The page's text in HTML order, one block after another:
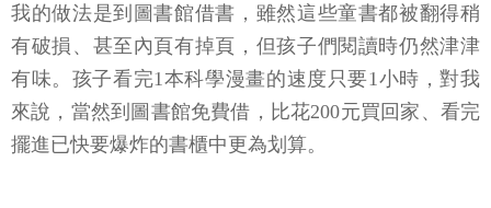
我的做法是到圖書館借書，雖然這些童書都被翻得稍
有破損、甚至內頁有掉頁，但孩子們閱讀時仍然津津
有味。孩子看完1本科學漫畫的速度只要1小時，對我
來說，當然到圖書館免費借，比花200元買回家、看完
擺進已快要爆炸的書櫃中更為划算。